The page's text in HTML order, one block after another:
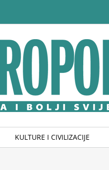
KULTURE I CIVILIZACIJE